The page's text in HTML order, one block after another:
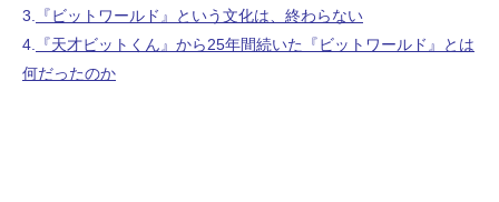
3.
『ビットワールド』という文化は、終わらない
4.
『天才ビットくん』から25年間続いた『ビットワールド』とは
何だったのか